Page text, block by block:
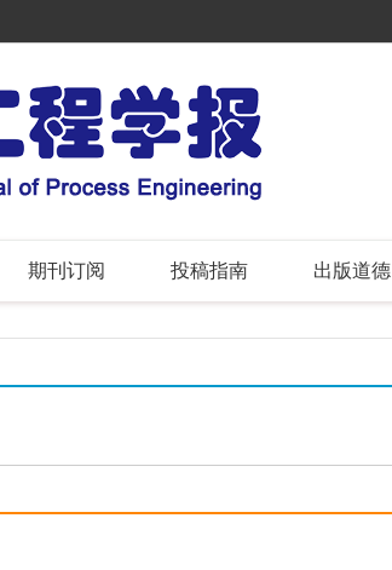
期刊订阅 投稿指南 出版道德